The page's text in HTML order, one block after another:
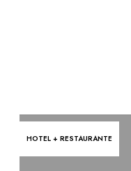
HOTEL + RESTAURANTE